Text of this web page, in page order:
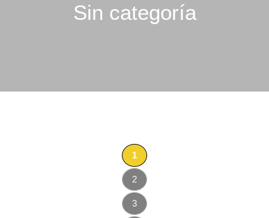
Sin categoría
1
2
3